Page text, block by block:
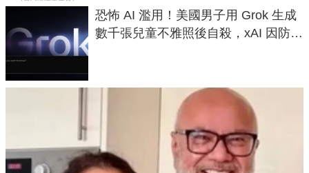
恐怖 AI 濫用！美國男子用 Grok 生成
數千張兒童不雅照後自殺，xAI 因防護